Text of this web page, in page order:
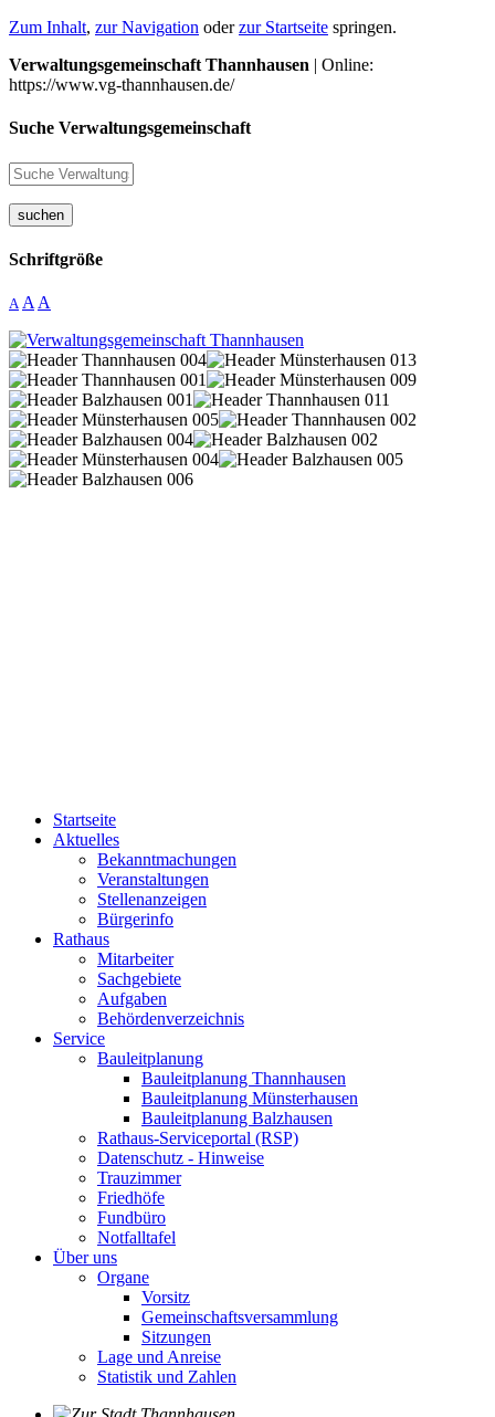
Zum Inhalt, zur Navigation oderzur Startseite springen.
Verwaltungsgemeinschaft Thannhausen | Online:
https://www.vg-thannhausen.de/
Suche Verwaltungsgemeinschaft
suchen
Schriftgröße
A A A
Startseite
Aktuelles
Bekanntmachungen
Veranstaltungen
Stellenanzeigen
Bürgerinfo
Rathaus
Mitarbeiter
Sachgebiete
Aufgaben
Behördenverzeichnis
Service
Bauleitplanung
Bauleitplanung Thannhausen
Bauleitplanung Münsterhausen
Bauleitplanung Balzhausen
Rathaus-Serviceportal (RSP)
Datenschutz - Hinweise
Trauzimmer
Friedhöfe
Fundbüro
Notfalltafel
Über uns
Organe
Vorsitz
Gemeinschaftsversammlung
Sitzungen
Lage und Anreise
Statistik und Zahlen